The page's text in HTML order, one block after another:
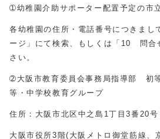
➀幼稚園介助サポーター配置予定の市
各幼稚園の住所・電話番号につきまし
ージ」にて検索、もしくは「10 問合
さい。
➁大阪市教育委員会事務局指導部 初
等・中学校教育グループ
住所：大阪市北区中之島1丁目3番20
大阪市役所3階(大阪メトロ御堂筋線、